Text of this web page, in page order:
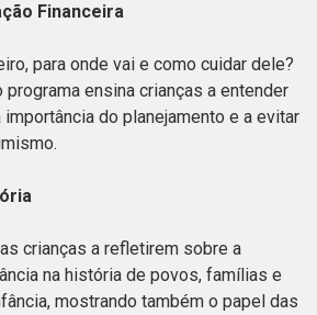
Financeira
para onde vai e como cuidar dele?
programa ensina crianças a entender
do planejamento e a evitar
crianças a refletirem sobre a
na história de povos, famílias e
mostrando também o papel das